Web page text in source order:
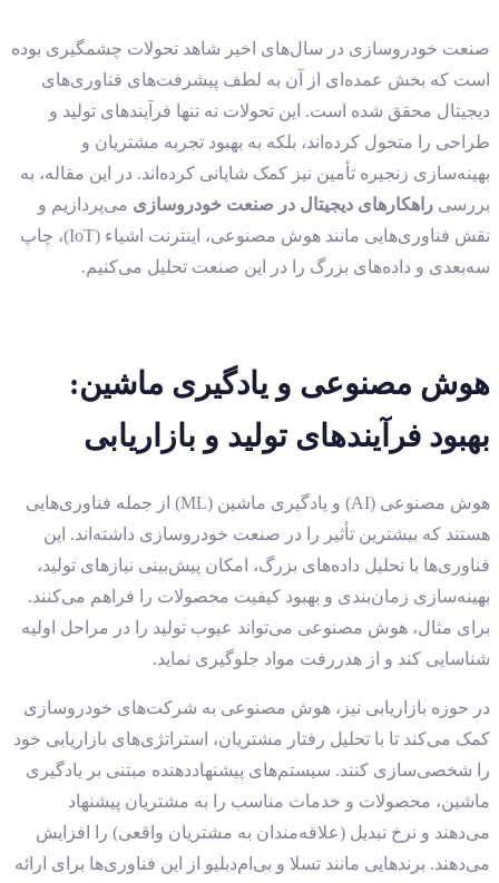
صنعت خودروسازی در سال‌های اخیر شاهد تحولات چشمگیری بوده
است که بخش عمده‌ای از آن به لطف پیشرفت‌های فناوری‌های
دیجیتال محقق شده است. این تحولات نه تنها فرآیندهای تولید و
طراحی را متحول کرده‌اند، بلکه به بهبود تجربه مشتریان و
بهینه‌سازی زنجیره تأمین نیز کمک شایانی کرده‌اند. در این مقاله، به
بررسی راهکارهای دیجیتال در صنعت خودروسازی می‌پردازیم و
نقش فناوری‌هایی مانند هوش مصنوعی، اینترنت اشیاء (IoT)، چاپ
سه‌بعدی و داده‌های بزرگ را در این صنعت تحلیل می‌کنیم.
هوش مصنوعی و یادگیری ماشین:
بهبود فرآیندهای تولید و بازاریابی
هوش مصنوعی (AI) و یادگیری ماشین (ML) از جمله فناوری‌هایی
هستند که بیشترین تأثیر را در صنعت خودروسازی داشته‌اند. این
فناوری‌ها با تحلیل داده‌های بزرگ، امکان پیش‌بینی نیازهای تولید،
بهینه‌سازی زمان‌بندی و بهبود کیفیت محصولات را فراهم می‌کنند.
برای مثال، هوش مصنوعی می‌تواند عیوب تولید را در مراحل اولیه
شناسایی کند و از هدررفت مواد جلوگیری نماید.
در حوزه بازاریابی نیز، هوش مصنوعی به شرکت‌های خودروسازی
کمک می‌کند تا با تحلیل رفتار مشتریان، استراتژی‌های بازاریابی خود
را شخصی‌سازی کنند. سیستم‌های پیشنهاددهنده مبتنی بر یادگیری
ماشین، محصولات و خدمات مناسب را به مشتریان پیشنهاد
می‌دهند و نرخ تبدیل (علاقه‌مندان به مشتریان واقعی) را افزایش
می‌دهند. برندهایی مانند تسلا و بی‌ام‌دبلیو از این فناوری‌ها برای ارائه